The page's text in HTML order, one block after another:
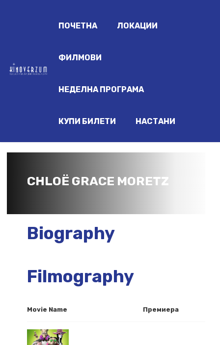
ПОЧЕТНА ЛОКАЦИИ
ФИЛМОВИ
НЕДЕЛНА ПРОГРАМА
КУПИ БИЛЕТИ НАСТАНИ
CHLOË GRACE MORETZ
Biography
Filmography
Movie Name Премиера